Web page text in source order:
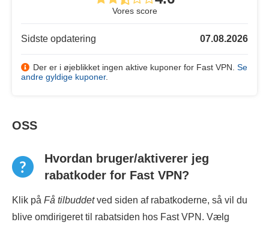
Vores score
Sidste opdatering 07.08.2026
Der er i øjeblikket ingen aktive kuponer for Fast VPN. Se
andre gyldige kuponer.
OSS
Hvordan bruger/aktiverer jeg
rabatkoder for Fast VPN?
Klik på Få tilbuddetved siden af rabatkoderne, så vil du
blive omdirigeret til rabatsiden hos Fast VPN. Vælg